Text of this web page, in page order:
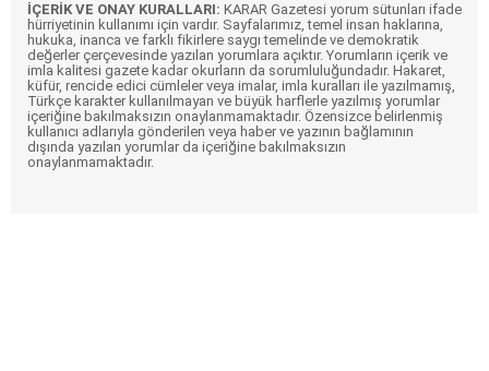
İÇERİK VE ONAY KURALLARI: KARAR Gazetesi yorum sütunları ifade
hürriyetinin kullanımı için vardır. Sayfalarımız, temel insan haklarına,
hukuka, inanca ve farklı fikirlere saygı temelinde ve demokratik
değerler çerçevesinde yazılan yorumlara açıktır. Yorumların içerik ve
imla kalitesi gazete kadar okurların da sorumluluğundadır. Hakaret,
küfür, rencide edici cümleler veya imalar, imla kuralları ile yazılmamış,
Türkçe karakter kullanılmayan ve büyük harflerle yazılmış yorumlar
içeriğine bakılmaksızın onaylanmamaktadır. Özensizce belirlenmiş
kullanıcı adlarıyla gönderilen veya haber ve yazının bağlamının
dışında yazılan yorumlar da içeriğine bakılmaksızın
onaylanmamaktadır.